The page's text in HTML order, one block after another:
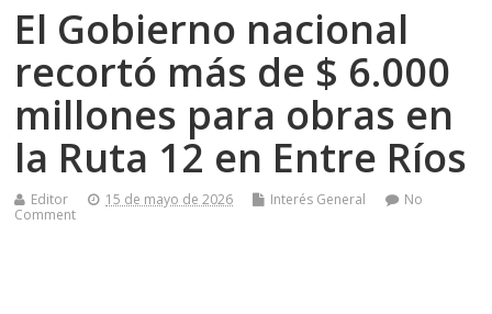
El Gobierno nacional
recortó más de $ 6.000
millones para obras en
la Ruta 12 en Entre Ríos
Editor 15 de mayo de 2026 Interés General
No
Comment